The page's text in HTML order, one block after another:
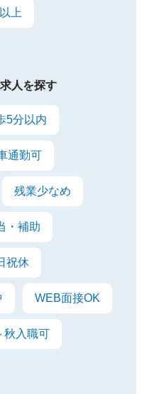
上
人を探す
5分以内
通勤可
残業少なめ
・補助
祝休
WEB面接OK
秋入職可